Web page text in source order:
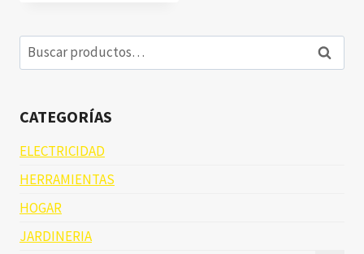
Buscar
por:
Buscar
CATEGORÍAS
ELECTRICIDAD
HERRAMIENTAS
HOGAR
JARDINERIA